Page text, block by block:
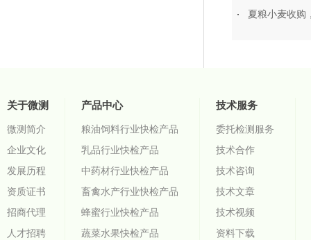
夏粮小麦收购
关于微测
微测简介
企业文化
发展历程
资质证书
招商代理
人才招聘
产品中心
粮油饲料行业快检产品
乳品行业快检产品
中药材行业快检产品
畜禽水产行业快检产品
蜂蜜行业快检产品
蔬菜水果快检产品
技术服务
委托检测服务
技术合作
技术咨询
技术文章
技术视频
资料下载